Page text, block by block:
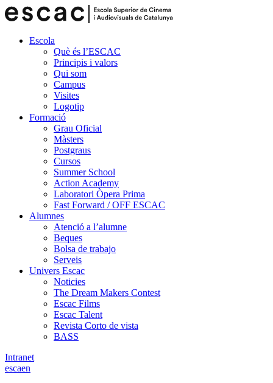
Escola
Què és l’ESCAC
Principis i valors
Qui som
Campus
Visites
Logotip
Formació
Grau Oficial
Màsters
Postgraus
Cursos
Summer School
Action Academy
Laboratori Òpera Prima
Fast Forward / OFF ESCAC
Alumnes
Atenció a l’alumne
Beques
Bolsa de trabajo
Serveis
Univers Escac
Noticies
The Dream Makers Contest
Escac Films
Escac Talent
Revista Corto de vista
BASS
Intranet
escaen